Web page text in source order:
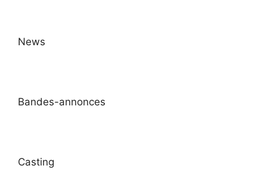
News
Bandes-annonces
Casting